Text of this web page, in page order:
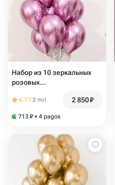
Набор из 10 зеркальных
розовых
4.772 mil 2 850₽
713 ₽ × 4 pagos